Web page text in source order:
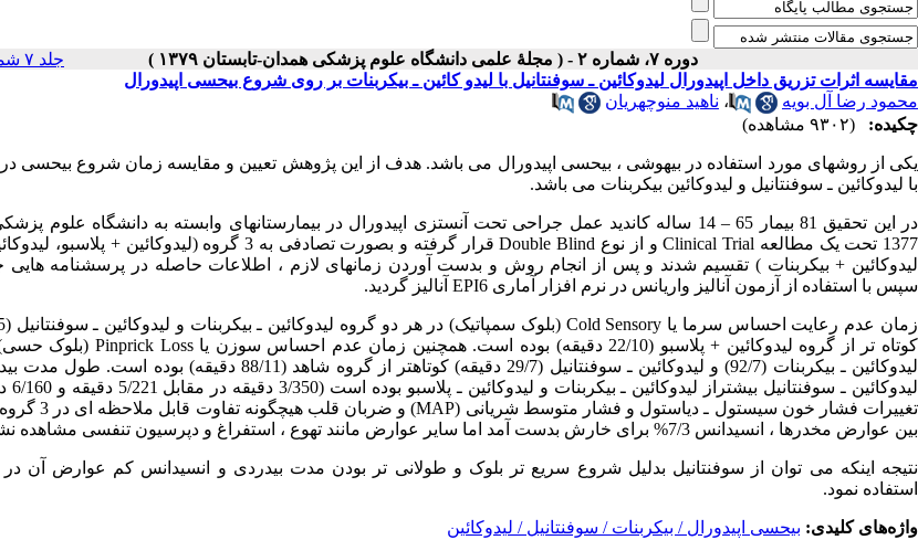
دوره ۷، شماره ۲ - ( مجلۀ علمی دانشگاه علوم پزشکی همدان-تابستان ۱۳۷۹ ) جلد ۷ شماره ۲ صفحات ۰-۰
مقایسه اثرات تزریق داخل اپیدورال لیدوکائین ـ سوفنتانیل با لیدو کائین ـ بیکربنات بر روی شروع بیحسی اپیدورال
محمود رضا آل بویه
، ناهید منوچهریان
چکیده:
(۹۳۰۲ مشاهده)
یکی از روشهای مورد استفاده در بیهوشی ، بیحسی اپیدورال می باشد. هدف از این پژوهش تعیین و مقایسه زمان شروع بیحسی در
با لیدوکائین ـ سوفنتانیل و لیدوکائین بیکربنات می باشد.
در این تحقیق 81 بیمار 65 – 14 ساله کاندید عمل جراحی تحت آنستزی اپیدورال در بیمارستانهای وابسته به دانشگاه
1377 تحت یک مطالعه
Clinical Trialو از نوع Double Blind
قرار گرفته و بصورت تصادفی به 3 گروه (لیدوکائین +
لیدوکائین + بیکربنات ) تقسیم شدند و پس از انجام روش و بدست آوردن زمانهای لازم ، اطلاعات حاصله در پرسشنامه
سپس با استفاده از آزمون آنالیز واریانس در نرم افزار آماری EPI6 آنالیز گردید.
زمان عدم رعایت احساس سرما یا Cold Sensory
کوتاه تر از گروه لیدوکائین + پلاسبو (22/10 دقیقه) بوده است. همچنین زمان عدم احساس سوزن یا
Pinprick Loss (بلوک حسی)
لیدوکائین ـ بیکربنات (92/7) و لیدوکائین ـ سوفنتانیل (29/7 دقیقه) کوتاهتر از گروه شاهد
تغییرات فشار خون سیستول ـ دیاستول و فشار متوسط شریانی (MAP)
و ضربان قلب
بین عوارض مخدرها ، انسیدانس 7/3% برای خارش بدست آمد اما سایر عوارض مانند تهوع ، استفراغ و دپرسیون تنفسی مشاهده نشد.
نتیجه اینکه می توان از سوفنتانیل بدلیل شروع سریع تر بلوک و طولانی تر بودن مدت بیدردی و انسیدانس کم عوارض آن در
استفاده نمود.
واژه‌های کلیدی: بیحسی اپیدورال / بیکربنات / سوفنتانیل / لیدوکائین